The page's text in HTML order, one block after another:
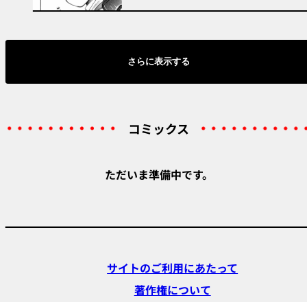
さらに表示する
コミックス
ただいま準備中です。
サイトのご利用にあたって
著作権について